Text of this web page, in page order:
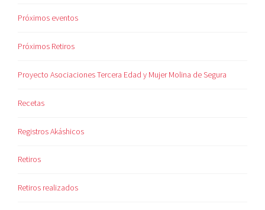
Próximos eventos
Próximos Retiros
Proyecto Asociaciones Tercera Edad y Mujer Molina de Segura
Recetas
Registros Akáshicos
Retiros
Retiros realizados